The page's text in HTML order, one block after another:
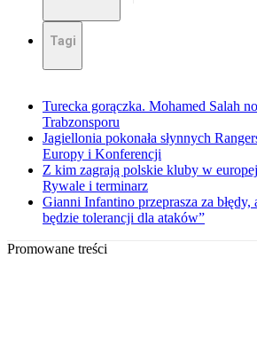
Tagi
Turecka gorączka. Mohamed Salah
Trabzonsporu
Jagiellonia pokonała słynnych
Europy i Konferencji
Z kim zagrają polskie kluby w
Rywale i terminarz
Gianni Infantino przeprasza za błędy,
będzie tolerancji dla ataków”
Promowane treści